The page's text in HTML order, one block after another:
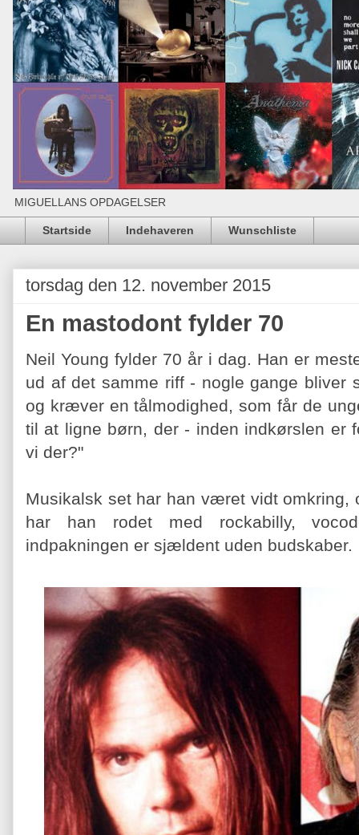
MIGUELLANS OPDAGELSER
Startside Indehaveren Wunschliste
torsdag den 12. november 2015
En mastodont fylder 70
Neil Young fylder 70 år i dag. Han er
ud af det samme riff - nogle gange bliver
og kræver en tålmodighed, som får de
til at ligne børn, der - inden indkørslen er
vi der?"
Musikalsk set har han været vidt omkring,
har han rodet med rockabilly,
indpakningen er sjældent uden budskaber.